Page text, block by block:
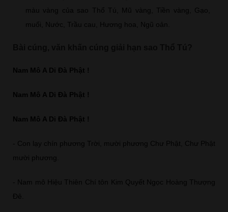
màu vàng của sao Thổ Tú, Mũ vàng, Tiền vàng, Gạo,
muối, Nước, Trầu cau, Hương hoa, Ngũ oản.
Nam Mô A Di Đà Phật !
Nam Mô A Di Đà Phật !
Nam Mô A Di Đà Phật !
- Con lạy chín phương Trời, mười phương Chư Phật, Chư Phật
mười phương.
- Nam mô Hiệu Thiên Chí tôn Kim Quyết Ngọc Hoàng Thượng
Đê.